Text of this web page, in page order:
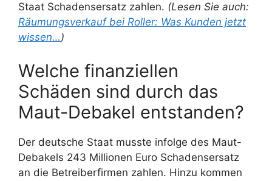
Staat Schadensersatz zahlen. (Lesen Sie auch:
Räumungsverkauf bei Roller: Was Kunden jetzt
wissen…)
Welche finanziellen
Schäden sind durch das
Maut-Debakel entstanden?
Der deutsche Staat musste infolge des Maut-
Debakels 243 Millionen Euro Schadensersatz
an die Betreiberfirmen zahlen. Hinzu kommen